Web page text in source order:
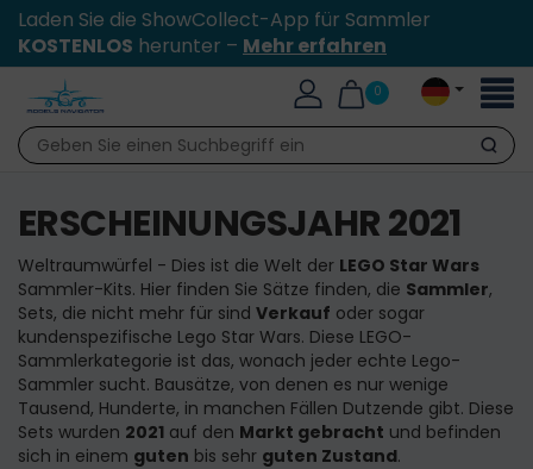
Laden Sie die ShowCollect-App für Sammler
KOSTENLOS herunter – Mehr erfahren
0
Suche
ERSCHEINUNGSJAHR 2021
Weltraumwürfel - Dies ist die Welt der LEGO Star Wars
Sammler-Kits. Hier finden Sie Sätze finden, die Sammler,
Sets, die nicht mehr für sind Verkauf oder sogar
kundenspezifische Lego Star Wars. Diese LEGO-
Sammlerkategorie ist das, wonach jeder echte Lego-
Sammler sucht. Bausätze, von denen es nur wenige
Tausend, Hunderte, in manchen Fällen Dutzende gibt. Diese
Sets wurden 2021 auf den Markt gebracht und befinden
sich in einem guten bis sehr guten Zustand.